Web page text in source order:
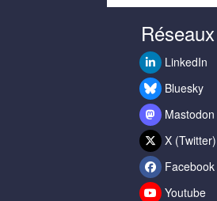
Réseaux
LinkedIn
Bluesky
Mastodon
X (Twitter)
Facebook
Youtube